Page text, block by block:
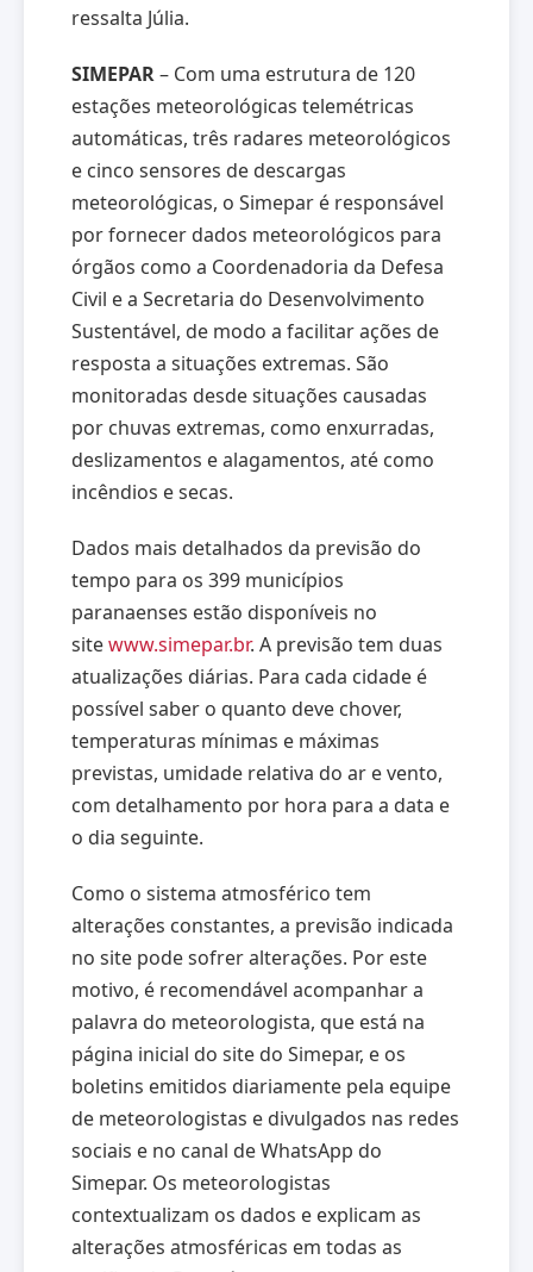
ressalta Júlia.
SIMEPAR– Com uma estrutura de 120
estações meteorológicas telemétricas
automáticas, três radares meteorológicos
e cinco sensores de descargas
meteorológicas, o Simepar é responsável
por fornecer dados meteorológicos para
órgãos como a Coordenadoria da Defesa
Civil e a Secretaria do Desenvolvimento
Sustentável, de modo a facilitar ações de
resposta a situações extremas. São
monitoradas desde situações causadas
por chuvas extremas, como enxurradas,
deslizamentos e alagamentos, até como
incêndios e secas.
Dados mais detalhados da previsão do
tempo para os 399 municípios
paranaenses estão disponíveis no
sitewww.simepar.br. A previsão tem duas
atualizações diárias. Para cada cidade é
possível saber o quanto deve chover,
temperaturas mínimas e máximas
previstas, umidade relativa do ar e vento,
com detalhamento por hora para a data e
o dia seguinte.
Como o sistema atmosférico tem
alterações constantes, a previsão indicada
no site pode sofrer alterações. Por este
motivo, é recomendável acompanhar a
palavra do meteorologista, que está na
página inicial do site do Simepar, e os
boletins emitidos diariamente pela equipe
de meteorologistas e divulgados nas redes
sociais e no canal de WhatsApp do
Simepar. Os meteorologistas
contextualizam os dados e explicam as
alterações atmosféricas em todas as